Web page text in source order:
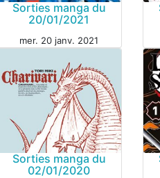
MANGA
Sorties manga du
20/01/2021
mer. 20 janv. 2021
Sorties manga du
02/01/2020